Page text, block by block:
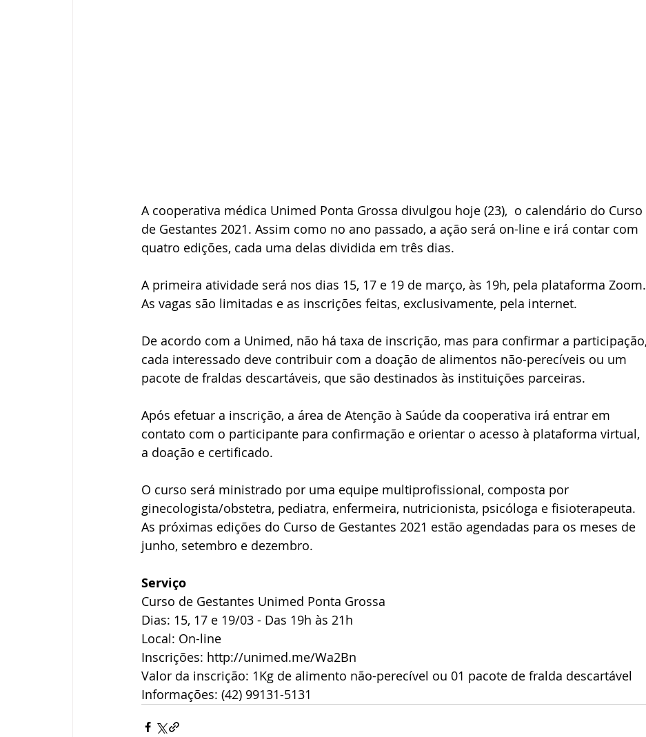
A cooperativa médica Unimed Ponta Grossa divulgou hoje (23),  o calendário do Curso
de Gestantes 2021. Assim como no ano passado, a ação será on-line e irá contar com
quatro edições, cada uma delas dividida em três dias.
A primeira atividade será nos dias 15, 17 e 19 de março, às 19h, pela plataforma Zoom.
As vagas são limitadas e as inscrições feitas, exclusivamente, pela internet.
De acordo com a Unimed, não há taxa de inscrição, mas para confirmar a participação,
cada interessado deve contribuir com a doação de alimentos não-perecíveis ou um
pacote de fraldas descartáveis, que são destinados às instituições parceiras.
Após efetuar a inscrição, a área de Atenção à Saúde da cooperativa irá entrar em
contato com o participante para confirmação e orientar o acesso à plataforma virtual,
a doação e certificado.
O curso será ministrado por uma equipe multiprofissional, composta por
ginecologista/obstetra, pediatra, enfermeira, nutricionista, psicóloga e fisioterapeuta.
As próximas edições do Curso de Gestantes 2021 estão agendadas para os meses de
junho, setembro e dezembro.
Serviço
Curso de Gestantes Unimed Ponta Grossa
Dias: 15, 17 e 19/03 - Das 19h às 21h
Local: On-line
Inscrições: http://unimed.me/Wa2Bn
Valor da inscrição: 1Kg de alimento não-perecível ou 01 pacote de fralda descartável
Informações: (42) 99131-5131